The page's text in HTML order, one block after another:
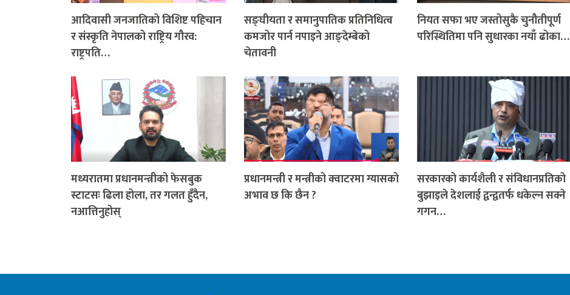
आदिवासी जनजातिको विशिष्ट पहिचान
र संस्कृति नेपालको राष्ट्रिय गौरव:
राष्ट्रपति…
सङ्घीयता र समानुपातिक प्रतिनिधित्व
कमजोर पार्न नपाइने आङ्देम्बेको
चेतावनी
नियत सफा भए जस्तोसुकै चुनौतीपूर्ण
परिस्थितिमा पनि सुधारका नयाँ ढोका…
मध्यरातमा प्रधानमन्त्रीको फेसबुक
स्टाटसः ढिला होला, तर गलत हुँदैन,
नआत्तिनुहोस्
प्रधानमन्त्री र मन्त्रीको क्वाटरमा ग्यासको
अभाव छ कि छैन ?
सरकारको कार्यशैली र संविधानप्रतिको
बुझाइले देशलाई द्वन्द्वतर्फ धकेल्न सक्ने
गगन…